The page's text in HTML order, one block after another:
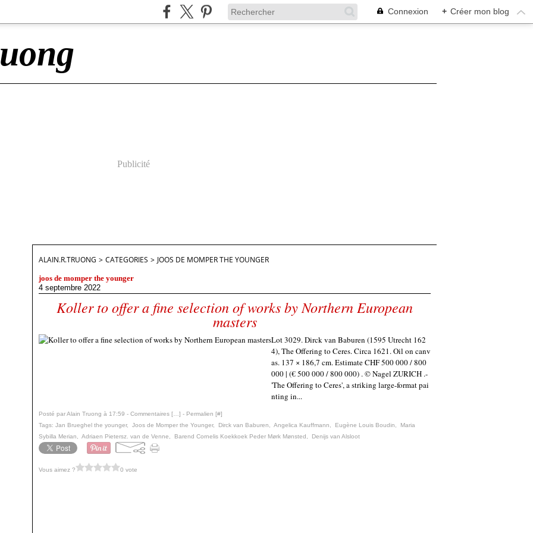
Connexion + Créer mon blog
Publicité
ALAIN.R.TRUONG > CATEGORIES > JOOS DE MOMPER THE YOUNGER
joos de momper the younger
4 septembre 2022
Koller to offer a fine selection of works by Northern European
masters
Lot 3029. Dirck van Baburen (1595 Utrecht 162
4), The Offering to Ceres. Circa 1621. Oil on canv
as. 137 × 186,7 cm. Estimate CHF 500 000 / 800
000 | (€ 500 000 / 800 000) . © Nagel ZURICH .-
'The Offering to Ceres', a striking large-format pai
nting in...
Posté par Alain Truong à 17:59 - Commentaires [ ] - Permalien [#]
Tags: Jan Brueghel the younger, Joos de Momper the Younger, Dirck van Baburen Angelica Kauffmann Eugène Louis Boudin
Maria
Sybilla Merian
Adriaen Pietersz. van de Venne Barend Cornelis Koekkoek Peder Mørk Mønsted Denijs van Alsloot
Vous aimez ? 0 vote